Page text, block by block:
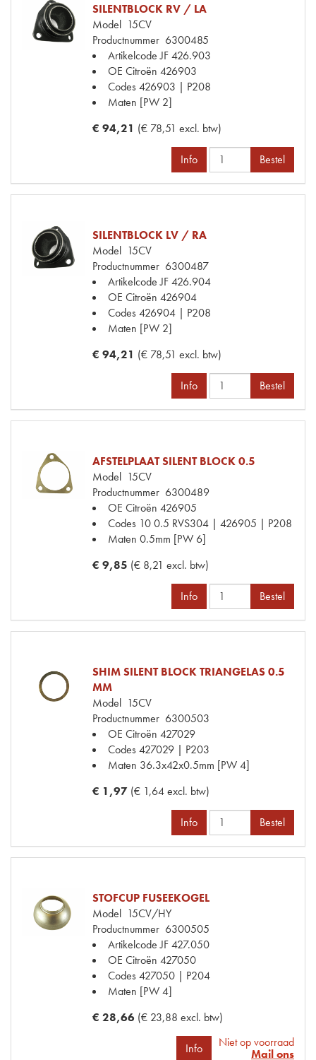
SILENTBLOCK RV / LA
Model 15CV
Productnummer 6300485
Artikelcode JF426.903
OE Citroën 426903
Codes426903 | P208
Maten [PW 2]
€ 94,21 (€ 78,51 excl. btw)
Info Bestel
SILENTBLOCK LV / RA
Model 15CV
Productnummer 6300487
Artikelcode JF426.904
OE Citroën 426904
Codes426904 | P208
Maten [PW 2]
€ 94,21 (€ 78,51 excl. btw)
Info Bestel
AFSTELPLAAT SILENT BLOCK 0.5
Model 15CV
Productnummer 6300489
OE Citroën 426905
Codes 10 0.5 RVS304 | 426905 | P208
Maten 0.5mm [PW 6]
€ 9,85 (€ 8,21 excl. btw)
Info Bestel
SHIM SILENT BLOCK TRIANGELAS 0.5
MM
Model 15CV
Productnummer 6300503
OE Citroën 427029
Codes427029 | P203
Maten 36.3x42x0.5mm [PW 4]
€ 1,97 (€ 1,64 excl. btw)
Info Bestel
STOFCUP FUSEEKOGEL
Model 15CV/HY
Productnummer 6300505
Artikelcode JF427.050
OE Citroën 427050
Codes427050 | P204
Maten [PW 4]
€ 28,66 (€ 23,88 excl. btw)
Info
Niet op voorraad
Mail ons